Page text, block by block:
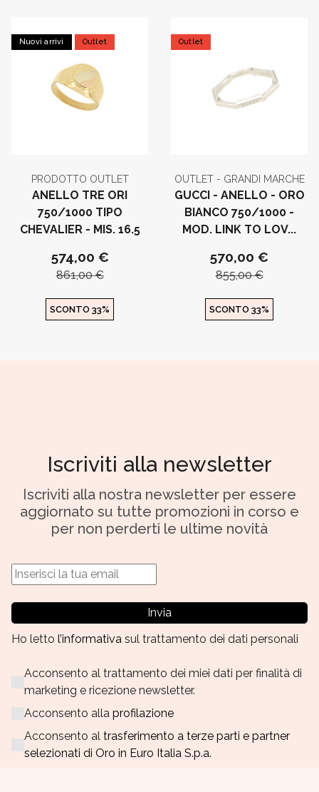
Nuovi arrivi Outlet
PRODOTTO OUTLET
ANELLO TRE ORI
750/1000 TIPO
CHEVALIER - MIS. 16.5
574,00 €
861,00 €
SCONTO 33%
Outlet
OUTLET - GRANDI MARCHE
GUCCI - ANELLO - ORO
BIANCO 750/1000 -
MOD. LINK TO LOV...
570,00 €
855,00 €
SCONTO 33%
Iscriviti alla newsletter
Iscriviti alla nostra newsletter per essere
aggiornato su tutte promozioni in corso e
per non perderti le ultime novità
Invia
Ho letto l’informativa sul trattamento dei dati personali
Acconsento al trattamento dei miei dati per finalità di
marketing e ricezione newsletter.
Acconsento alla profilazione
Acconsento al trasferimento a terze parti e partner
selezionati di Oro in Euro Italia S.p.a.